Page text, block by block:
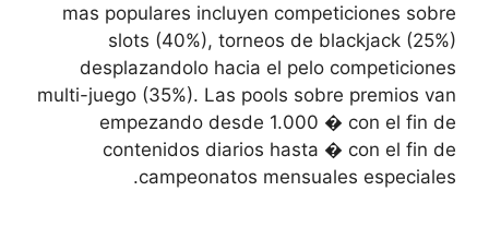
mas populares incluyen competiciones sobre
slots (40%), torneos de blackjack (25%)
desplazandolo hacia el pelo competiciones
multi-juego (35%). Las pools sobre premios van
empezando desde 1.000 � con el fin de
contenidos diarios hasta � con el fin de
campeonatos mensuales especiales.